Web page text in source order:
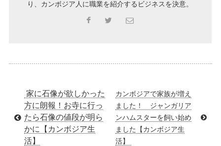
り、カンボジア人に職業を紹介するビジネスを決意。
家に石像が欲しかった
方に朗報！お寺に行っ
たら石像の値段が明ら
かに【カンボジア生
活】
カンボジアで家族が増え
ました！ ジャンガリア
ンハムスターを飼い始め
ました【カンボジア生
活】